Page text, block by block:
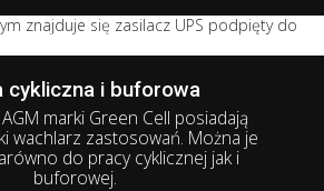
sprawdzają się m.in. w:
i przeciwpożarowych,
(np. wózkach golfowych, widłowych,
akumulatorowych.
cykliczna i buforowa
marki Green Cell posiadają
wachlarz zastosowań. Można je
do pracy cyklicznej jak i
buforowej.